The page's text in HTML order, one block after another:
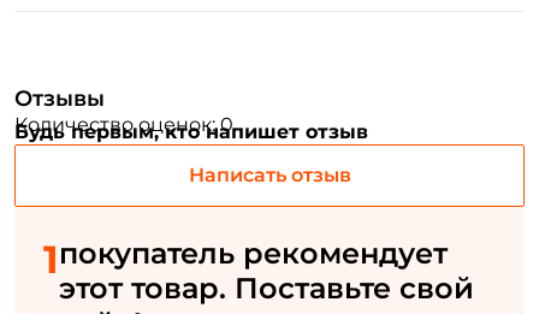
Отзывы
Количество оценок: 0
Будь первым, кто напишет отзыв
Написать отзыв
1покупатель рекомендует
этот товар. Поставьте свой
Email: *
Номер телефона: *
Придумайте пароль: *